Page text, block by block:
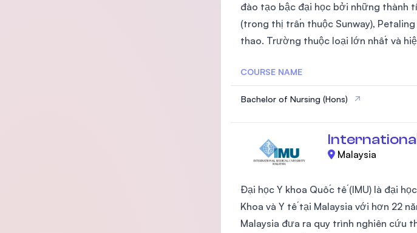
đào tạo bậc đại học bởi những thành
(trong thị trấn thuộc Sunway),
thao. Trường thuộc loại lớn nhất và
COURSE NAME
Bachelor of Nursing (Hons)
Malaysia
Đại học Y khoa Quốc tế (IMU) là đại
Khoa và Y tế tại Malaysia với hơn 22
Malaysia đưa ra quy trình nghiên cứu